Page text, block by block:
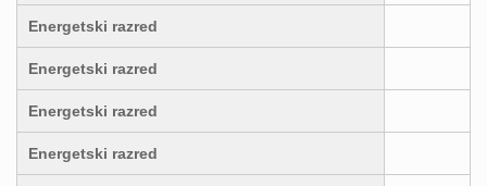
Energetski razred
Energetski razred
Energetski razred
Energetski razred